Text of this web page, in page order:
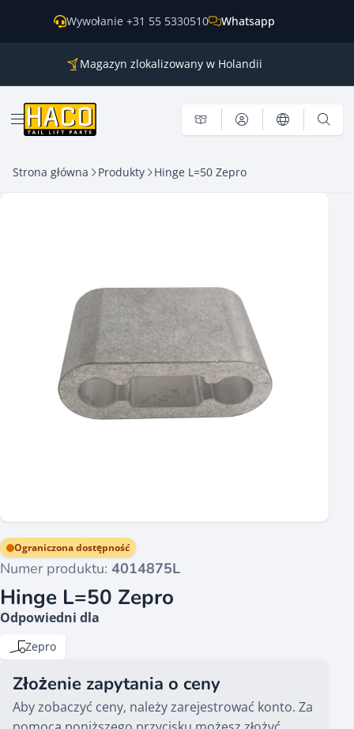
Magazyn zlokalizowany w Holandii
Wywołanie +31 55 5330510 Whatsapp
Otwórz menu
Strona główna Produkty Hinge L=50 Zepro
Numer produktu: 4014875L
Ograniczona dostępność
Hinge L=50 Zepro
Odpowiedni dla
Zepro
Złożenie zapytania o ceny
Aby zobaczyć ceny, należy zarejestrować konto. Za